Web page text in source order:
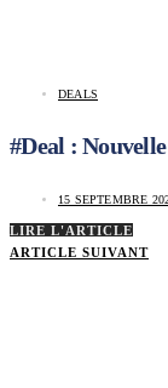
DEALS
#Deal :
15 SEPTEMBRE
LIRE L'ARTICLE
ARTICLE SUIVANT